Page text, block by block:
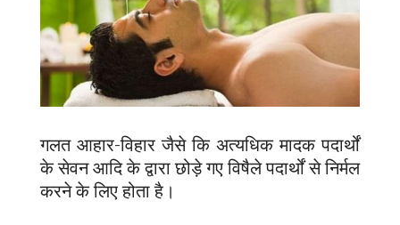
गलत आहार-विहार जैसे कि अत्यधिक मादक पदार्थों
के सेवन आदि के द्वारा छोड़े गए विषैले पदार्थों से निर्मल
करने के लिए होता है।